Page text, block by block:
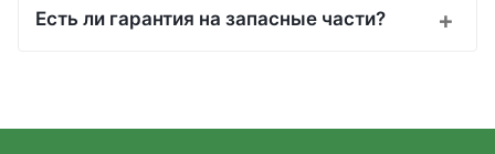
Есть ли гарантия на запасные части?